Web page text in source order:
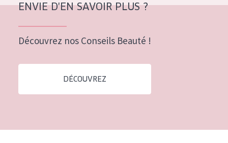
ENVIE D'EN SAVOIR PLUS ?
Découvrez nos Conseils Beauté !
DÉCOUVREZ